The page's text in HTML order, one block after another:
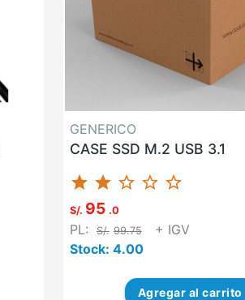
GENERICO
CASE SSD M.2 USB 3.1
star star star_border star_border star_border
S/. 95 .0
PL: S/. 99.75
+ IGV
Stock: 4.00
Agregar al carrito